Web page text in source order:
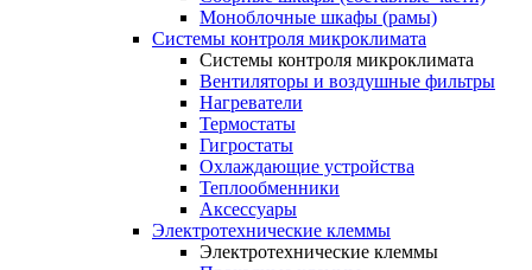
Моноблочные шкафы (рамы)
Системы контроля микроклимата
Системы контроля микроклимата
Вентиляторы и воздушные фильтры
Нагреватели
Термостаты
Гигростаты
Охлаждающие устройства
Теплообменники
Аксессуары
Электротехнические клеммы
Электротехнические клеммы